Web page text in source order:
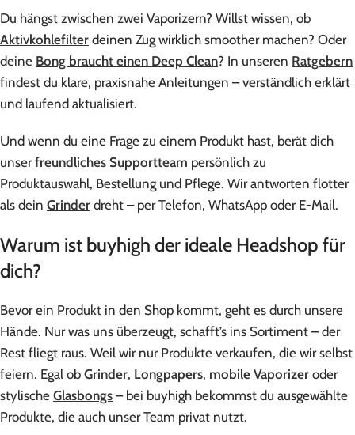
Du hängst zwischen zwei Vaporizern? Willst wissen, ob
Aktivkohlefilter deinen Zug wirklich smoother machen? Oder
deine Bong braucht einen Deep Clean? In unseren Ratgebern
findest du klare, praxisnahe Anleitungen – verständlich erklärt
und laufend aktualisiert.
Und wenn du eine Frage zu einem Produkt hast, berät dich
unserfreundliches Supportteam persönlich zu
Produktauswahl, Bestellung und Pflege. Wir antworten flotter
als dein Grinder dreht – per Telefon, WhatsApp oder E-Mail.
Warum ist buyhigh der ideale Headshop für
dich?
Bevor ein Produkt in den Shop kommt, geht es durch unsere
Hände. Nur was uns überzeugt, schafft’s ins Sortiment – der
Rest fliegt raus. Weil wir nur Produkte verkaufen, die wir selbst
feiern. Egal ob Grinder, Longpapers, mobile Vaporizer oder
stylische Glasbongs – bei buyhigh bekommst du ausgewählte
Produkte, die auch unser Team privat nutzt.